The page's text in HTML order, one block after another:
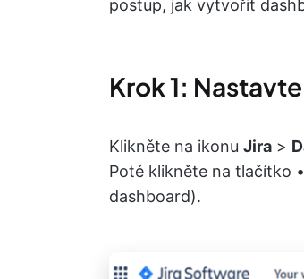
postup, jak vytvořit
Krok 1:
Klikněte na ikonu Jira >
Poté klikněte na tlačítko
dashboard).